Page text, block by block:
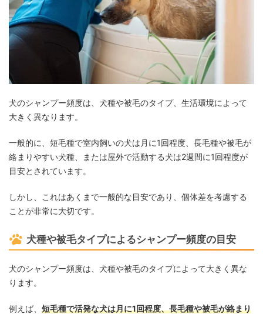
犬のシャンプー頻度は、犬種や被毛のタイプ、生活環境によって
大きく異なります。
一般的に、短毛種で室内飼いの犬は月に1回程度、長毛種や被毛が
絡まりやすい犬種、または屋外で活動する犬は2週間に1回程度が
目安とされています。
しかし、これはあくまで一般的な目安であり、個体差を考慮する
ことが非常に大切です。
犬種や被毛タイプによるシャンプー頻度の目安
犬のシャンプー頻度は、犬種や被毛のタイプによって大きく異な
ります。
例えば、 短毛種で活発な犬は月に1回程度、長毛種や被毛が絡まり